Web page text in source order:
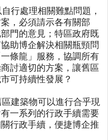
行處理相關難點問題，
，必須請示各有關部
門的意見；特區政府既
助博企解決相關瓶頸問
條龍」服務，協調所有
討適切的方案，讓舊區
可持續性發展？
建築物可以進行合乎現
一系列的行政手續需要
行政手續，便捷博企推